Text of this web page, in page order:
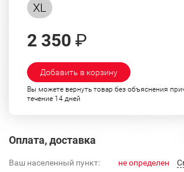
XL
2 350 ₽
Добавить в корзину
Вы можете вернуть товар без объяснения
течение 14 дней
Оплата, доставка
Ваш населенный пункт: не определен